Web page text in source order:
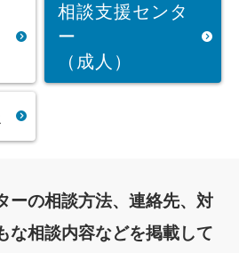
相談支援センタ
ー
（成人）
ーの相談方法、連絡先、対
な相談内容などを掲載して